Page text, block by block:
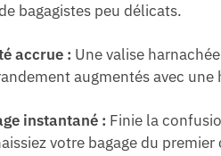
bagagistes peu délicats.
accrue : Une valise
augmentés avec
instantané : Finie la
votre bagage du